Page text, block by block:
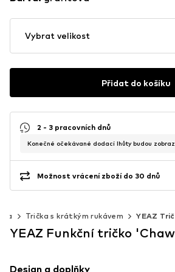
Vybrat velikost
Přidat do košíku
2 - 3 pracovních dnů
Konečné očekávané dodací lhůty budou
Možnost vrácení zboží do 30 dnů
Trička s krátkým rukávem YEAZ
YEAZ Funkční tričko
Design a doplňky